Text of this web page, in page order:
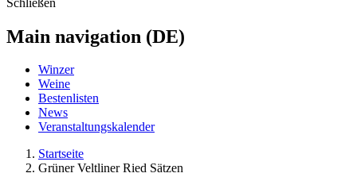
Main navigation (DE)
Winzer
Weine
Bestenlisten
News
Veranstaltungskalender
Startseite
Grüner Veltliner Ried Sätzen